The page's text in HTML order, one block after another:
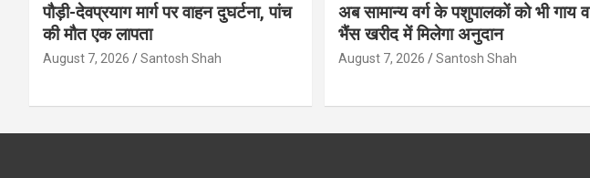
पौड़ी-देवप्रयाग मार्ग पर वाहन दुघर्टना, पांच
की मौत एक लापता
August 7, 2026 Santosh Shah
अब सामान्य वर्ग के पशुपालकों को भी गाय व
भैंस खरीद में मिलेगा अनुदान
August 7, 2026 Santosh Shah